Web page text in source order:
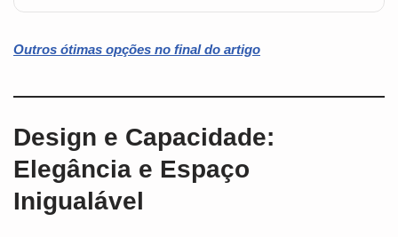
Outros ótimas opções no final do artigo
Design e Capacidade:
Elegância e Espaço
Inigualável